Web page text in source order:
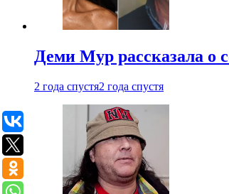
Деми Мур рассказала о
2 года спустя2 года спустя